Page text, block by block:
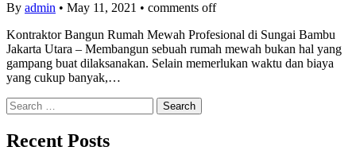
By admin • May 11, 2021 • comments off
Kontraktor Bangun Rumah Mewah Profesional di Sungai Bambu
Jakarta Utara – Membangun sebuah rumah mewah bukan hal yang
gampang buat dilaksanakan. Selain memerlukan waktu dan biaya
yang cukup banyak,…
Search
for:
Recent Posts